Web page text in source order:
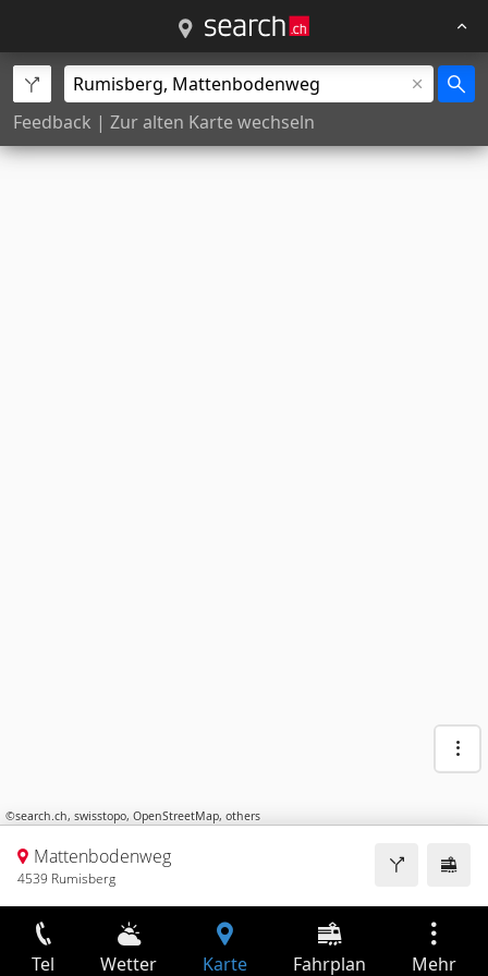
Feedback | Zur alten Karte wechseln
©search.ch, swisstopo, OpenStreetMap, others
Mattenbodenweg
4539 Rumisberg
Tel Wetter Karte Fahrplan Mehr